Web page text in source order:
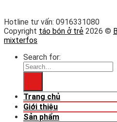
Hotline tư vấn: 0916331080
Copyright táo bón ở trẻ 2026 ©
mixterfos
Search for:
Trang chủ
Giới thiệu
Sản phẩm